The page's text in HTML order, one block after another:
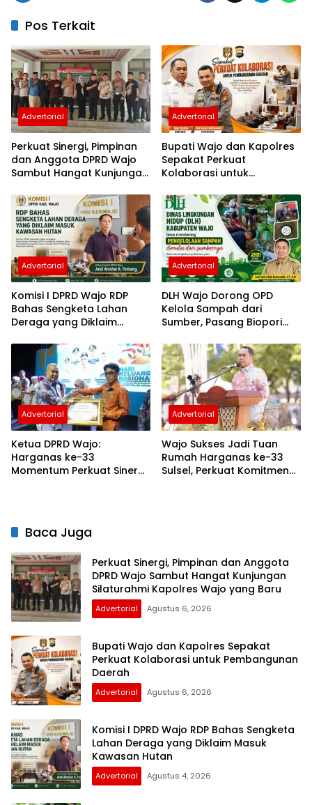
Pos Terkait
Advertorial
Perkuat Sinergi, Pimpinan
dan Anggota DPRD Wajo
Sambut Hangat Kunjungan
yang Baru
Advertorial
Bupati Wajo dan Kapolres
Sepakat Perkuat
Kolaborasi untuk
Advertorial
Komisi I DPRD Wajo RDP
Bahas Sengketa Lahan
Deraga yang Diklaim
Advertorial
DLH Wajo Dorong OPD
Kelola Sampah dari
Sumber, Pasang Biopori
Penampungan Botol
Plastik
Advertorial
Ketua DPRD Wajo:
Harganas ke-33
Momentum Perkuat Sinergi
Advertorial
Wajo Sukses Jadi Tuan
Rumah Harganas ke-33
Sulsel, Perkuat Komitmen
Baca Juga
Perkuat Sinergi, Pimpinan dan Anggota
DPRD Wajo Sambut Hangat Kunjungan
Silaturahmi Kapolres Wajo yang Baru
Advertorial Agustus 6, 2026
Bupati Wajo dan Kapolres Sepakat
Perkuat Kolaborasi untuk Pembangunan
Daerah
Advertorial Agustus 6, 2026
Komisi I DPRD Wajo RDP Bahas Sengketa
Lahan Deraga yang Diklaim Masuk
Kawasan Hutan
Advertorial Agustus 4, 2026